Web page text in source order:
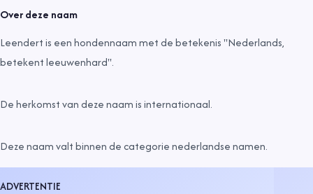
Over deze naam
Leendert is een hondennaam met de betekenis "Nederlands,
betekent leeuwenhard".
De herkomst van deze naam isinternationaal.
Deze naam valt binnen de categorienederlandse namen.
ADVERTENTIE